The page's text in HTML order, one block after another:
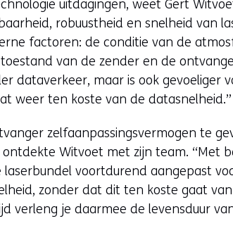
uitdagingen, weet Gert
robuustheid en snelheid van
factoren: de conditie van de
van de zender en de
dataverkeer, maar is ook gevoeliger
weer ten koste van de datasnelheid.”
zelfaanpassingsvermogen te
Witvoet met zijn team. “Met
voortdurend aangepast
zonder dat dit ten koste gaat
verleng je daarmee de levensduur